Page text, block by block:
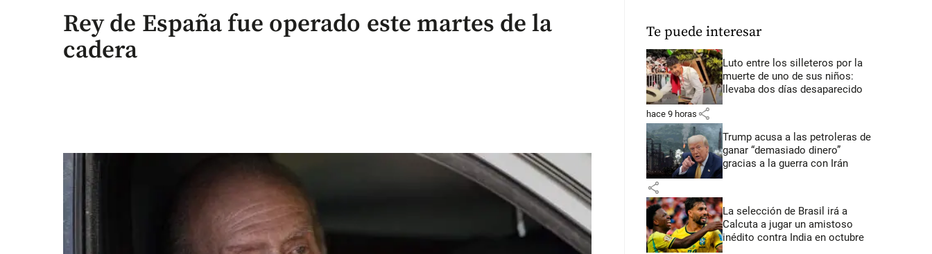
Rey de España fue operado este martes de la
cadera
Te puede interesar
Luto entre los silleteros por la
muerte de uno de sus niños:
llevaba dos días desaparecido
hace 9 horas share
Trump acusa a las petroleras de
ganar “demasiado dinero”
gracias a la guerra con Irán
share
La selección de Brasil irá a
Calcuta a jugar un amistoso
inédito contra India en octubre